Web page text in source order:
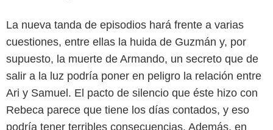
La nueva tanda de episodios hará frente a varias
cuestiones, entre ellas la huida de Guzmán y, por
supuesto, la muerte de Armando, un secreto que de
salir a la luz podría poner en peligro la relación entre
Ari y Samuel. El pacto de silencio que éste hizo con
Rebeca parece que tiene los días contados, y eso
podría tener terribles consecuencias. Además, en